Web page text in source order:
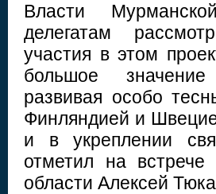
Власти
делегатам
участия в этом
большое значение
развивая особо
Финляндией и
и в укреплении
отметил на встрече
области Алексей